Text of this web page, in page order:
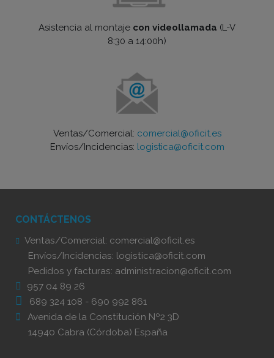
Asistencia al montaje con videollamada (L-V
8:30 a 14:00h)
Ventas/Comercial: comercial@oficit.es
Envíos/Incidencias: logistica@oficit.com
CONTÁCTENOS
Ventas/Comercial: comercial@oficit.es
Envíos/Incidencias: logistica@oficit.com
Pedidos y facturas: administracion@oficit.com
957 04 89 26
689 324 108 - 690 992 861
Avenida de la Constitución Nº2 3D
14940 Cabra (Córdoba) España